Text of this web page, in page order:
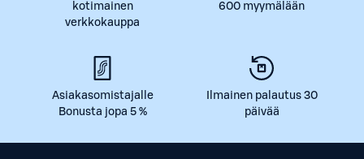
kotimainen
verkkokauppa
600 myymälään
Asiakasomistajalle
Bonusta jopa 5 %
Ilmainen palautus 30
päivää